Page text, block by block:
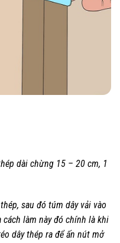
dài chừng 15 – 20 cm, 1
sau đó túm dây vải vào
làm này đó chính là khi
dây thép ra để ấn nút mở